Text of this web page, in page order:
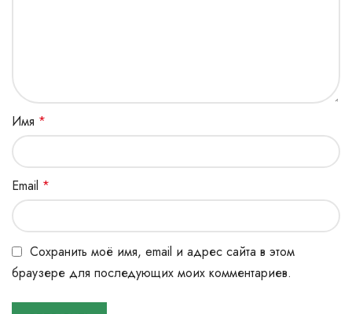
Имя *
Email *
Сохранить моё имя, email и адрес сайта в этом
браузере для последующих моих комментариев.